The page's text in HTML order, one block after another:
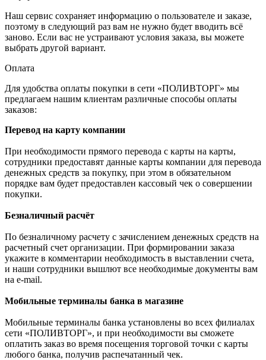
Наш сервис сохраняет информацию о пользователе и заказе,
поэтому в следующий раз вам не нужно будет вводить всё
заново. Если вас не устраивают условия заказа, вы можете
выбрать другой вариант.
Оплата
Для удобства оплаты покупки в сети «ПОЛИВТОРГ» мы
предлагаем нашим клиентам различные способы оплаты
заказов:
Перевод на карту компании
При необходимости прямого перевода с карты на карты,
сотрудники предоставят данные карты компании для перевода
денежных средств за покупку, при этом в обязательном
порядке вам будет предоставлен кассовый чек о совершении
покупки.
Безналичный расчёт
По безналичному расчету с зачислением денежных средств на
расчетный счет организации. При формировании заказа
укажите в комментарии необходимость в выставлении счета,
и наши сотрудники вышлют все необходимые документы вам
на e-mail.
Мобильные терминалы банка в магазине
Мобильные терминалы банка установлены во всех филиалах
сети «ПОЛИВТОРГ», и при необходимости вы сможете
оплатить заказ во время посещения торговой точки с карты
любого банка, получив распечатанный чек.